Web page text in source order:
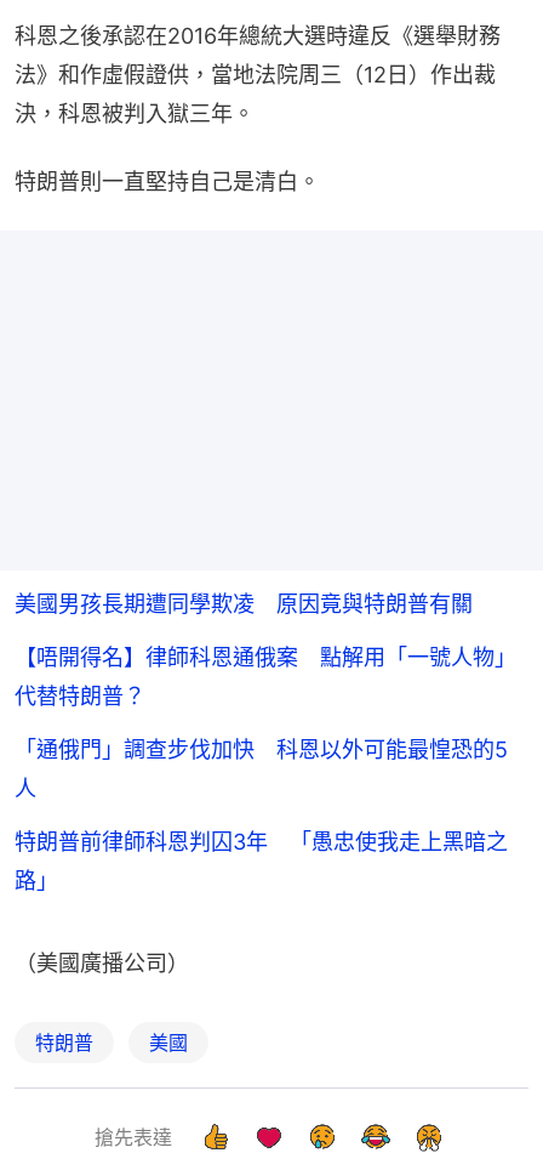
科恩之後承認在2016年總統大選時違反《選舉財務
法》和作虛假證供，當地法院周三（12日）作出裁
決，科恩被判入獄三年。
特朗普則一直堅持自己是清白。
美國男孩長期遭同學欺凌 原因竟與特朗普有關
【唔開得名】律師科恩通俄案 點解用「一號人物」
代替特朗普？
「通俄門」調查步伐加快 科恩以外可能最惶恐的5
人
特朗普前律師科恩判囚3年 「愚忠使我走上黑暗之
路」
（美國廣播公司）
特朗普 美國
搶先表達